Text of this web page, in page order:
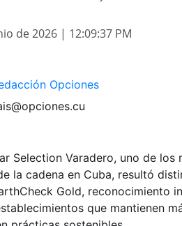
de 2026 | 12:09:37 PM
Opciones
Selection Varadero, uno de los
la cadena en Cuba, resultó
Gold, reconocimiento
que mantienen